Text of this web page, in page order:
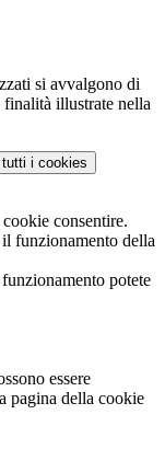
si avvalgono di
illustrate nella
i cookies
consentire.
funzionamento della
potete
essere
pagina della cookie